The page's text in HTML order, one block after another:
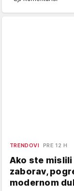
TRENDOVI PRE 12 H
Ako ste mislili
zaborav,
modernom